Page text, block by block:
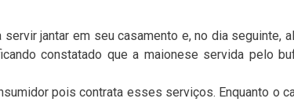
jantar em seu casamento e, no dia seguinte,
constatado que a maionese servida pelo
pois contrata esses serviços. Enquanto o